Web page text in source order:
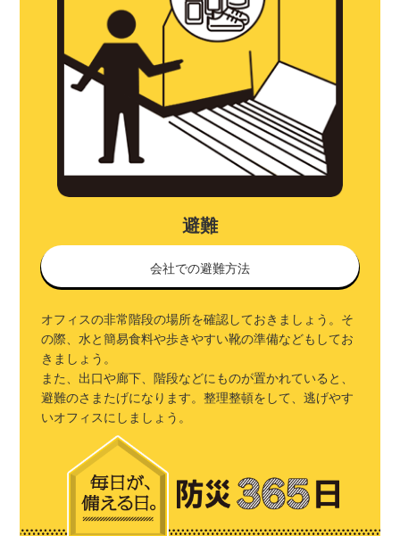
避難
会社での避難方法
オフィスの非常階段の場所を確認しておきましょう。そ
の際、水と簡易食料や歩きやすい靴の準備などもしてお
きましょう。
また、出口や廊下、階段などにものが置かれていると、
避難のさまたげになります。整理整頓をして、逃げやす
いオフィスにしましょう。